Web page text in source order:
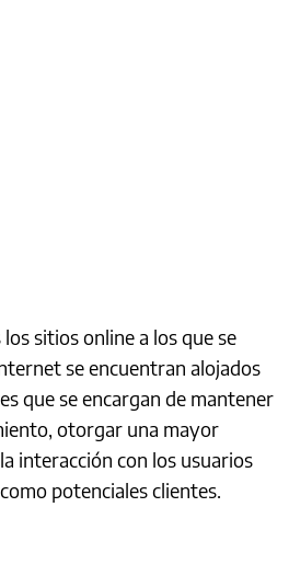
sitios online a los que se
se encuentran alojados
que se encargan de mantener
otorgar una mayor
interacción con los usuarios
potenciales clientes.